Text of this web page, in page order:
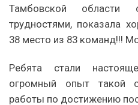
Тамбовской области
трудностями, показала
38 место из 83 команд!!!
Ребята стали
огромный опыт такой
работы по достижению